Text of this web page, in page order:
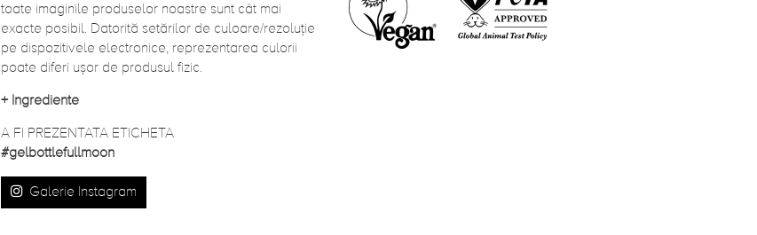
toate imaginile produselor noastre sunt cât mai
exacte posibil. Datorită setărilor de culoare/rezoluție
pe dispozitivele electronice, reprezentarea culorii
poate diferi ușor de produsul fizic.
+ Ingrediente
A FI PREZENTATA ETICHETA
#gelbottlefullmoon
Galerie Instagram